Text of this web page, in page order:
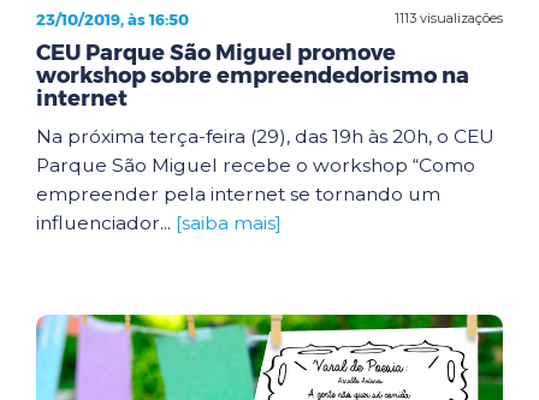
1113 visualizações
23/10/2019, às 16:50
CEU Parque São Miguel promove
workshop sobre empreendedorismo na
internet
Na próxima terça-feira (29), das 19h às 20h, o CEU
Parque São Miguel recebe o workshop “Como
empreender pela internet se tornando um
influenciador... [saiba mais]